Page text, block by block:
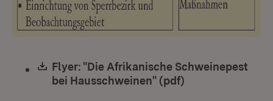
Download:
Flyer: "Die Afrikanische Schweinepest
bei Hausschweinen" (pdf)